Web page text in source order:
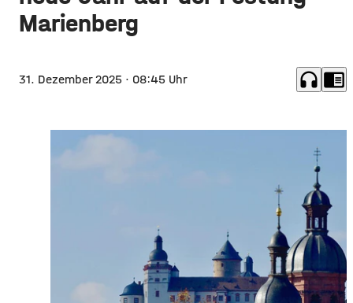
Marienberg
31. Dezember 2025 · 08:45 Uhr headphones chrome_reader_mode